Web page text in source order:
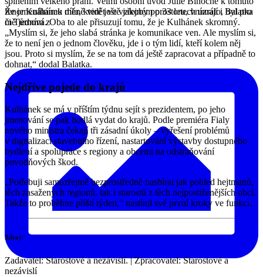
fenomenálnímu dílu, které ještě jakoby po 33 letech uzrálo, byl pro
mě jedním z
Že je Kulhánek méně vidět ve veřejném prostoru, vnímají i Balatka
či Tůmová. Oba to ale přisuzují tomu, že je Kulhánek skromný.
„Myslím si, že jeho slabá stránka je komunikace ven. Ale myslím si,
že to není jen o jednom člověku, jde i o tým lidí, kteří kolem něj
jsou. Proto si myslím, že se na tom dá ještě zapracovat a případně to
dohnat,“ dodal Balatka.
Nejdříve pojede do krajů
Kulhánek se má v příštím týdnu sejít s prezidentem, po jeho
jmenování se pak hodlá vydat do krajů. Podle premiéra Fialy
nového ministra čekají tři zásadní úkoly – vyřešení problémů
v digitalizaci stavebního řízení, nastartování výstavby dostupného
bydlení a spolupráce s regiony a obcemi na odstraňování
povodňových škod.
„Potřebuji samozřejmě bezprostředně nasbírat jak pohled hejtmanů,
těch zasažených regionů, tak i starostů z těch nejpostiženějších obcí.
Takže to proběhne příští týden,“ nastínil své první kroky ve funkci.
Zdroj:
Zadavatel: Starostové a nezávislí. | Zpracovatel: Starostové a
nezávislí